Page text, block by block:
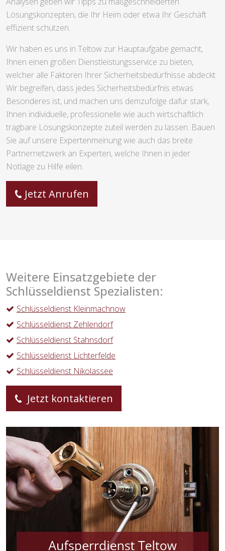
Lösungskonzepten, die Ihr Heim oder etwa Ihr Geschäft
effizient schützen.
Wir haben es uns in Teltow zur Hauptaufgabe gemacht,
Ihnen einen großen Dienstleistungsservice zu bieten,
welcher alle Faktoren Ihrer Sicherheitsbedürfnisse abdeckt.
Wir begreifen, dass jedes Sicherheitsbedürfnis etwas
Besonderes ist, und machen uns demzufolge dafür stark,
Ihnen individuelle, professionelle wie auch wirtschaftlich
tragbare Lösungskonzepte zuteil werden zu lassen. Bauen
Sie auf unsere Expertenmeinung wie auch das breite
Partnernetzwerk an Experten, welche Ihnen in jeder
Notlage zu Hilfe eilen.
Jetzt Anrufen
Weitere Einsatzgebiete der
Schlüsseldienst Spezialisten:
Schlüsseldienst Kleinmachnow
Schlüsseldienst Zehlendorf
Schlüsseldienst Stahnsdorf
Schlüsseldienst Lichterfelde
Schlüsseldienst Nikolassee
Jetzt kontaktieren